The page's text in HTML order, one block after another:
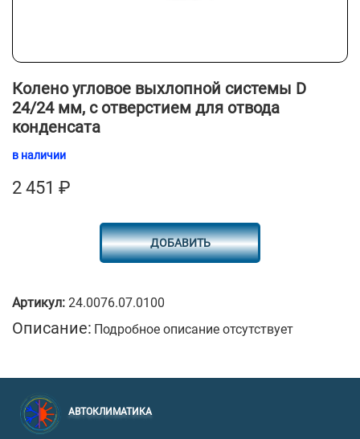
Колено угловое выхлопной системы D
24/24 мм, с отверстием для отвода
конденсата
в наличии
2 451 ₽
ДОБАВИТЬ
Артикул: 24.0076.07.0100
Описание: Подробное описание отсутствует
АВТОКЛИМАТИКА